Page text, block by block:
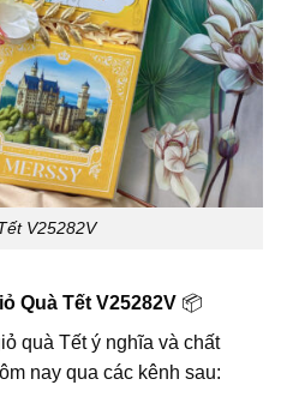
V25282V
Quà Tết V25282V 📦
quà Tết ý nghĩa và chất
nay qua các kênh sau: